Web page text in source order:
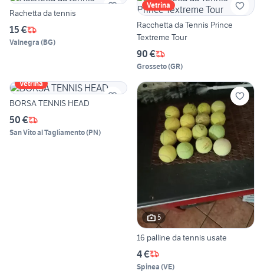
Rachetta da tennis
15 €
Valnegra (BG)
Vetrina
Racchetta da Tennis Prince
Textreme Tour
90 €
Grosseto(GR)
Vetrina
BORSA TENNIS HEAD
50 €
San Vito al Tagliamento(PN)
5
16 palline da tennis usate
4 €
Spinea (VE)